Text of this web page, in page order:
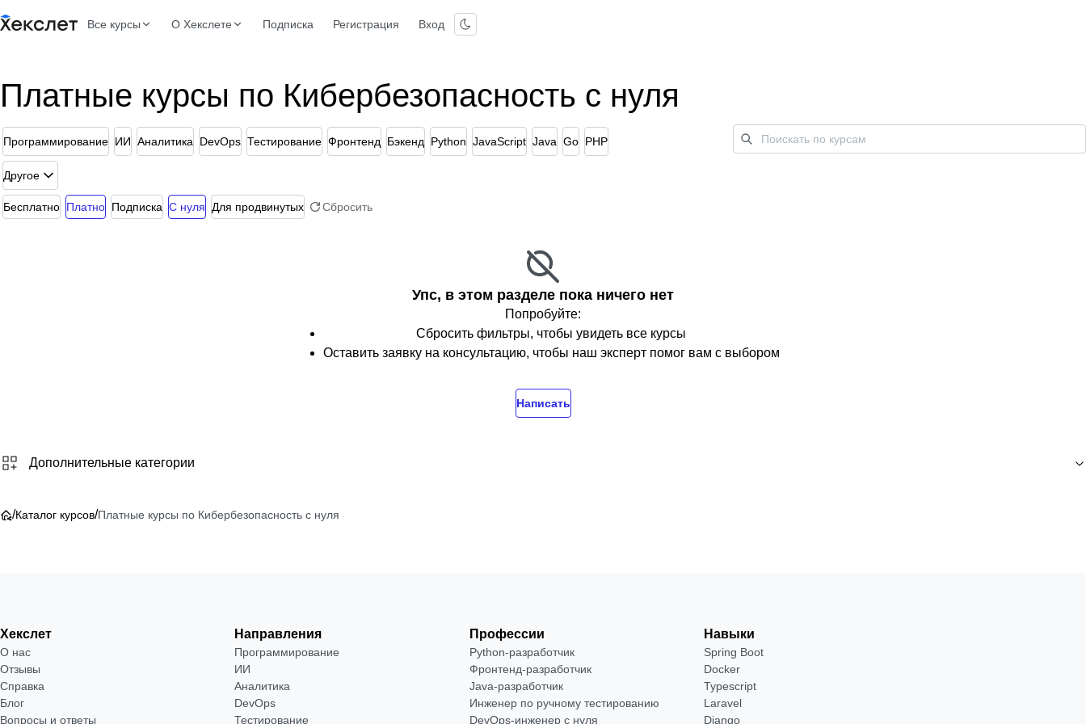
Все курсы О Хекслете Подписка Регистрация Вход
Платные курсы по Кибербезопасность с нуля
Программирование ИИ Аналитика DevOps Тестирование Фронтенд Бэкенд Python JavaScript Java Go PHP
Другое
Бесплатно Платно Подписка С нуля Для продвинутых Сбросить
Упс, в этом разделе пока ничего нет
Попробуйте:
Сбросить фильтры, чтобы увидеть все курсы
Оставить заявку на консультацию, чтобы наш эксперт помог вам с выбором
Написать
Дополнительные категории
/Каталог курсов/Платные курсы по Кибербезопасность с нуля
Хекслет
О нас
Отзывы
Справка
Блог
Вопросы и ответы
Направления
Программирование
ИИ
Аналитика
DevOps
Тестирование
Профессии
Python-разработчик
Фронтенд-разработчик
Java-разработчик
Инженер по ручному тестированию
DevOps-инженер с нуля
Навыки
Spring Boot
Docker
Typescript
Laravel
Django